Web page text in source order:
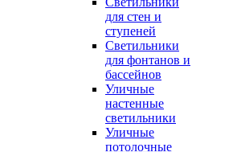
для стен и
ступеней
Светильники
для фонтанов и
бассейнов
Уличные
настенные
светильники
Уличные
потолочные